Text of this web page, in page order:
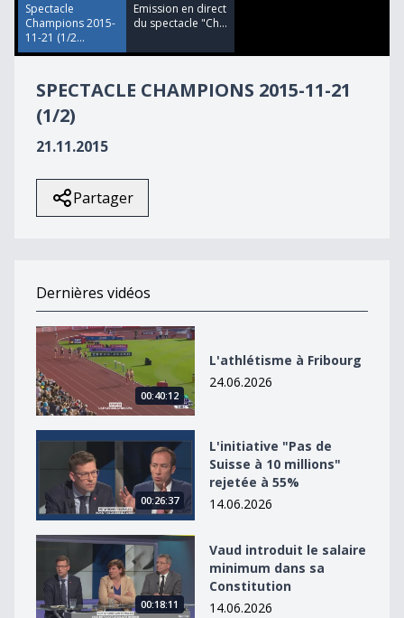
Spectacle
Champions 2015-
11-21 (1/2...
Emission en direct
du spectacle "Ch...
SPECTACLE CHAMPIONS 2015-11-21
(1/2)
21.11.2015
Partager
Dernières vidéos
L&#039;athlétisme à Fribourg
00:40:12
L'athlétisme à Fribourg
24.06.2026
L&#039;initiative &quot;Pas de Suisse à 10
00:26:37
L'initiative "Pas de
Suisse à 10 millions"
rejetée à 55%
14.06.2026
Vaud introduit le salaire minimum dans sa
00:18:11
Vaud introduit le salaire
minimum dans sa
Constitution
14.06.2026